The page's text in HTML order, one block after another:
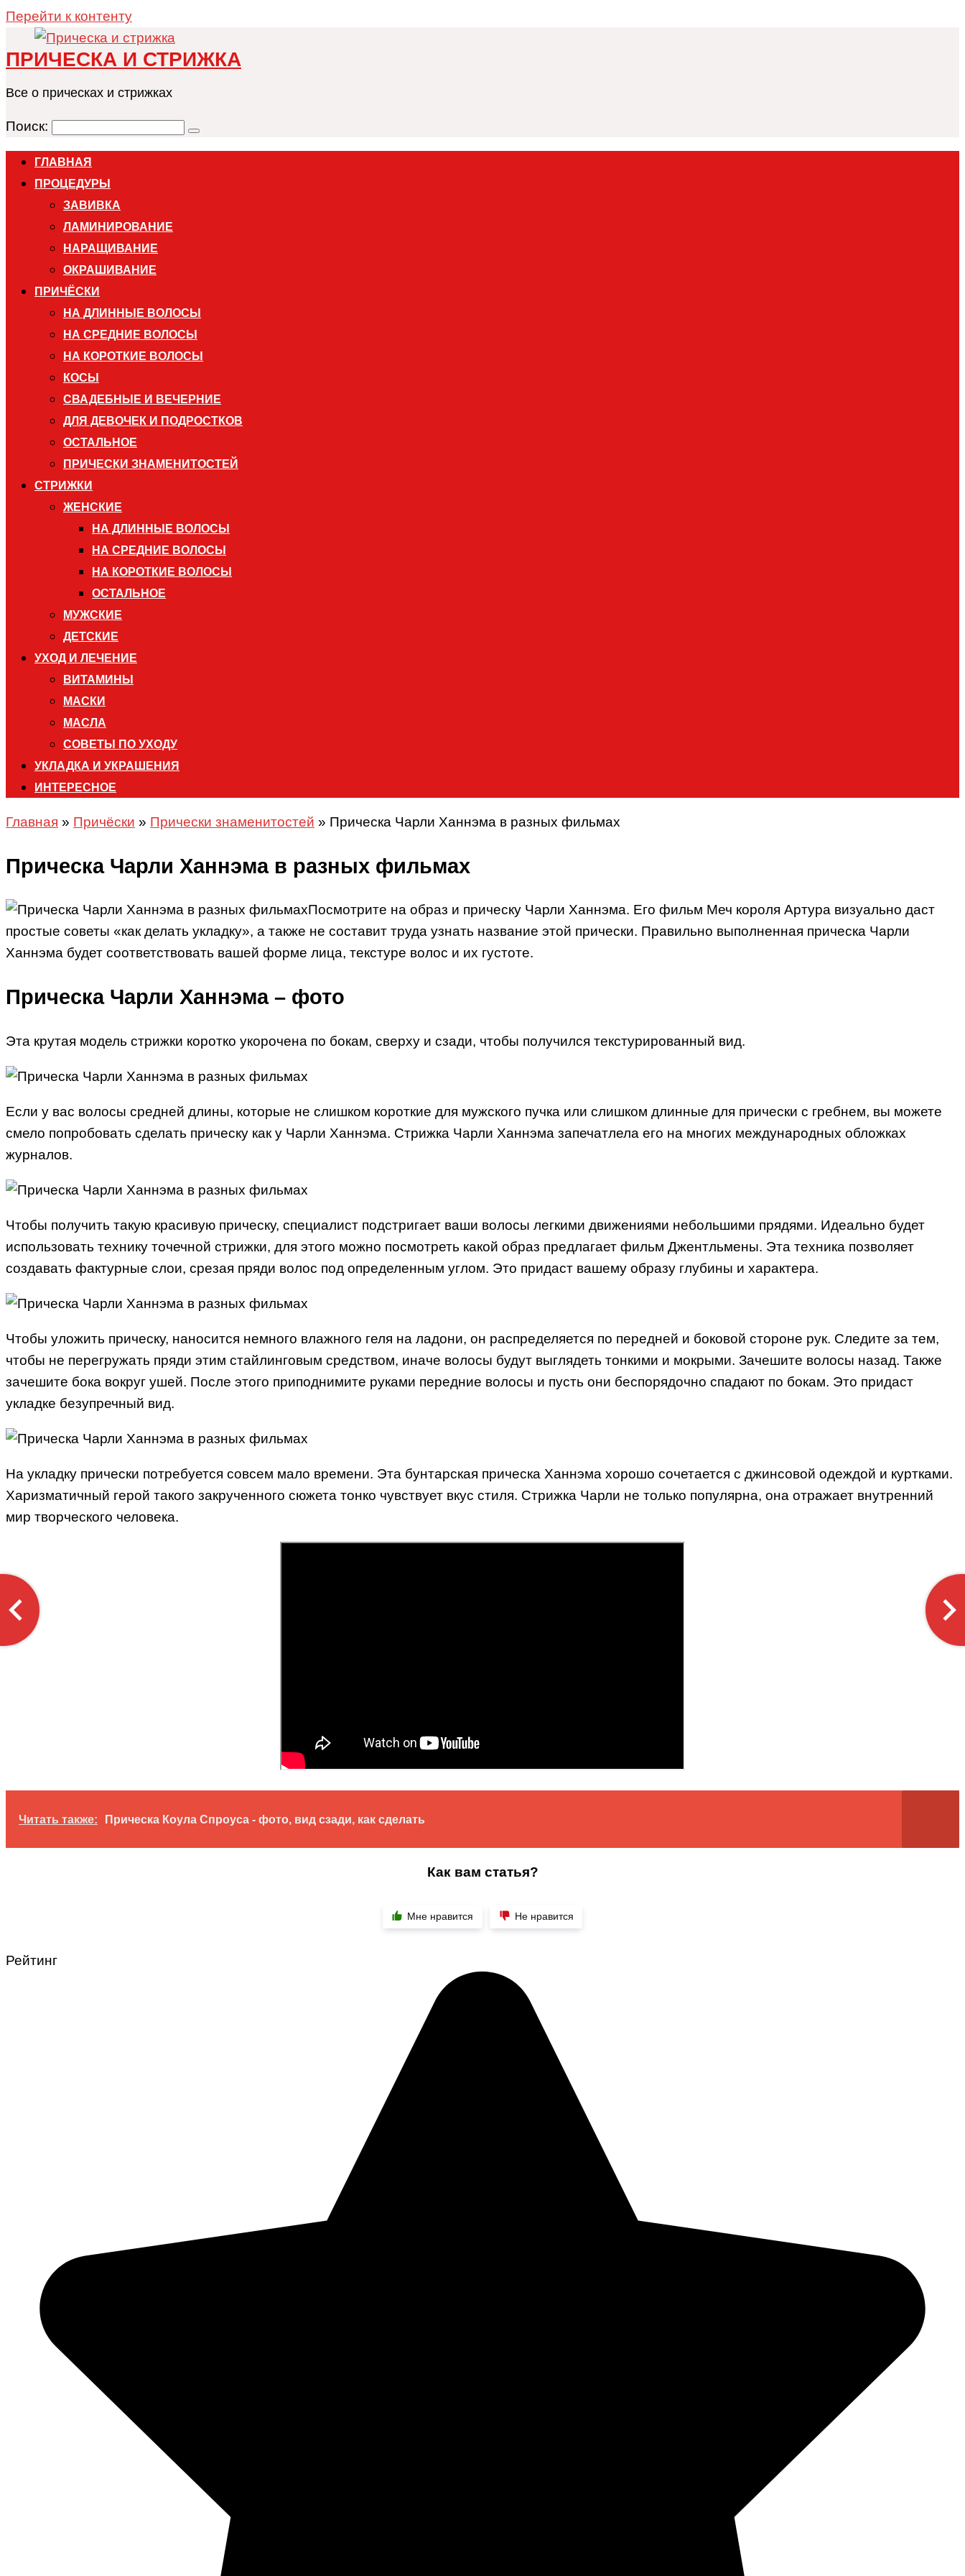
Перейти к контенту
ПРИЧЕСКА И СТРИЖКА
Все о прическах и стрижках
Поиск:
ГЛАВНАЯ
ПРОЦЕДУРЫ
ЗАВИВКА
ЛАМИНИРОВАНИЕ
НАРАЩИВАНИЕ
ОКРАШИВАНИЕ
ПРИЧЁСКИ
НА ДЛИННЫЕ ВОЛОСЫ
НА СРЕДНИЕ ВОЛОСЫ
НА КОРОТКИЕ ВОЛОСЫ
КОСЫ
СВАДЕБНЫЕ И ВЕЧЕРНИЕ
ДЛЯ ДЕВОЧЕК И ПОДРОСТКОВ
ОСТАЛЬНОЕ
ПРИЧЕСКИ ЗНАМЕНИТОСТЕЙ
СТРИЖКИ
ЖЕНСКИЕ
НА ДЛИННЫЕ ВОЛОСЫ
НА СРЕДНИЕ ВОЛОСЫ
НА КОРОТКИЕ ВОЛОСЫ
ОСТАЛЬНОЕ
МУЖСКИЕ
ДЕТСКИЕ
УХОД И ЛЕЧЕНИЕ
ВИТАМИНЫ
МАСКИ
МАСЛА
СОВЕТЫ ПО УХОДУ
УКЛАДКА И УКРАШЕНИЯ
ИНТЕРЕСНОЕ
Главная » Причёски » Прически знаменитостей » Прическа Чарли Ханнэма в разных фильмах
Прическа Чарли Ханнэма в разных фильмах
Посмотрите на образ и прическу Чарли Ханнэма. Его фильм Меч короля Артура визуально даст
простые советы «как делать укладку», а также не составит труда узнать название этой прически. Правильно выполненная прическа Чарли
Ханнэма будет соответствовать вашей форме лица, текстуре волос и их густоте.
Прическа Чарли Ханнэма – фото
Эта крутая модель стрижки коротко укорочена по бокам, сверху и сзади, чтобы получился текстурированный вид.
Если у вас волосы средней длины, которые не слишком короткие для мужского пучка или слишком длинные для прически с гребнем, вы можете
смело попробовать сделать прическу как у Чарли Ханнэма. Стрижка Чарли Ханнэма запечатлела его на многих международных обложках
журналов.
Чтобы получить такую красивую прическу, специалист подстригает ваши волосы легкими движениями небольшими прядями. Идеально будет
использовать технику точечной стрижки, для этого можно посмотреть какой образ предлагает фильм Джентльмены. Эта техника позволяет
создавать фактурные слои, срезая пряди волос под определенным углом. Это придаст вашему образу глубины и характера.
Чтобы уложить прическу, наносится немного влажного геля на ладони, он распределяется по передней и боковой стороне рук. Следите за тем,
чтобы не перегружать пряди этим стайлинговым средством, иначе волосы будут выглядеть тонкими и мокрыми. Зачешите волосы назад. Также
зачешите бока вокруг ушей. После этого приподнимите руками передние волосы и пусть они беспорядочно спадают по бокам. Это придаст
укладке безупречный вид.
На укладку прически потребуется совсем мало времени. Эта бунтарская прическа Ханнэма хорошо сочетается с джинсовой одеждой и куртками.
Харизматичный герой такого закрученного сюжета тонко чувствует вкус стиля. Стрижка Чарли не только популярна, она отражает внутренний
мир творческого человека.
Читать также: Прическа Коула Спроуса - фото, вид сзади, как сделать
Как вам статья?
Мне нравится Не нравится
Рейтинг